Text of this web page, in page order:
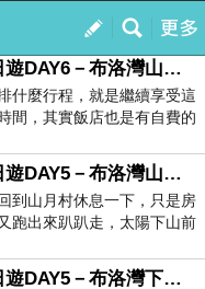
我的
訂閱
滿載而歸花東六日遊DAY6－布洛灣山月村最後巡禮
什麼行程，就是繼續享受這
間，其實飯店也是有自費的
感動精彩花東六日遊DAY5－布洛灣山月村晚餐晚會
到山月村休息一下，只是房
跑出來趴趴走，太陽下山前
峰峰相連花東六日遊DAY5－布洛灣下台地、環流丘公園